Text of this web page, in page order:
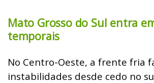
Mato Grosso do Sul entra
temporais
No Centro-Oeste, a frente fria
instabilidades desde cedo no